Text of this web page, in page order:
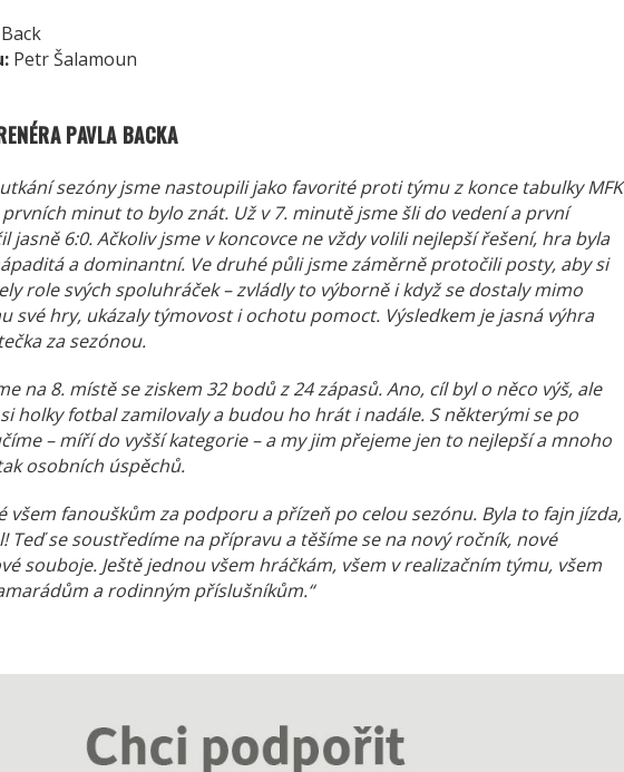
Petr Šalamoun
PAVLA BACKA
sezóny jsme nastoupili jako favorité proti týmu z konce tabulky MFK
prvních minut to bylo znát. Už v 7. minutě jsme šli do vedení a první
jasně 6:0. Ačkoliv jsme v koncovce ne vždy volili nejlepší řešení, hra byla
a dominantní. Ve druhé půli jsme záměrně protočili posty, aby si
role svých spoluhráček – zvládly to výborně i když se dostaly mimo
své hry, ukázaly týmovost i ochotu pomoct. Výsledkem je jasná výhra
za sezónou.
na 8. místě se ziskem 32 bodů z 24 zápasů. Ano, cíl byl o něco výš, ale
holky fotbal zamilovaly a budou ho hrát i nadále. S některými se po
– míří do vyšší kategorie – a my jim přejeme jen to nejlepší a mnoho
osobních úspěchů.
všem fanouškům za podporu a přízeň po celou sezónu. Byla to fajn jízda,
Teď se soustředíme na přípravu a těšíme se na nový ročník, nové
souboje. Ještě jednou všem hráčkám, všem v realizačním týmu, všem
a rodinným příslušníkům.“